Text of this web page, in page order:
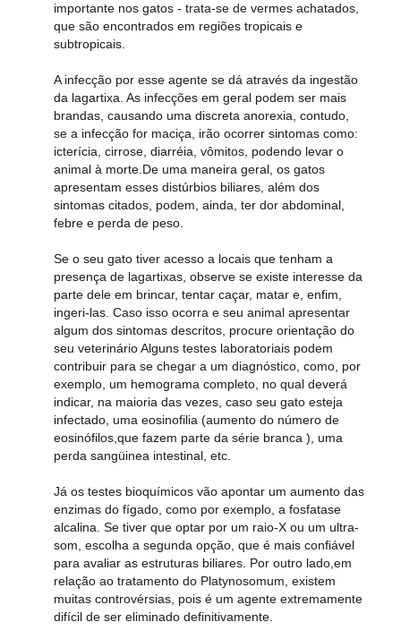
importante nos gatos - trata-se de vermes achatados,
que são encontrados em regiões tropicais e
subtropicais.
A infecção por esse agente se dá através da ingestão
da lagartixa. As infecções em geral podem ser mais
brandas, causando uma discreta anorexia, contudo,
se a infecção for maciça, irão ocorrer sintomas como:
icterícia, cirrose, diarréia, vômitos, podendo levar o
animal à morte.De uma maneira geral, os gatos
apresentam esses distúrbios biliares, além dos
sintomas citados, podem, ainda, ter dor abdominal,
febre e perda de peso.
Se o seu gato tiver acesso a locais que tenham a
presença de lagartixas, observe se existe interesse da
parte dele em brincar, tentar caçar, matar e, enfim,
ingeri-las. Caso isso ocorra e seu animal apresentar
algum dos sintomas descritos, procure orientação do
seu veterinário Alguns testes laboratoriais podem
contribuir para se chegar a um diagnóstico, como, por
exemplo, um hemograma completo, no qual deverá
indicar, na maioria das vezes, caso seu gato esteja
infectado, uma eosinofilia (aumento do número de
eosinófilos,que fazem parte da série branca ), uma
perda sangüinea intestinal, etc.
Já os testes bioquímicos vão apontar um aumento das
enzimas do fígado, como por exemplo, a fosfatase
alcalina. Se tiver que optar por um raio-X ou um ultra-
som, escolha a segunda opção, que é mais confiável
para avaliar as estruturas biliares. Por outro lado,em
relação ao tratamento do Platynosomum, existem
muitas controvérsias, pois é um agente extremamente
difícil de ser eliminado definitivamente.